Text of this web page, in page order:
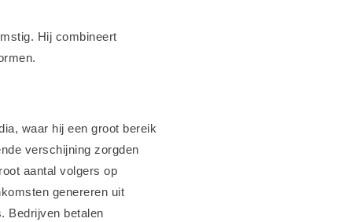
Hij combineert
waar hij een groot bereik
verschijning zorgden
aantal volgers op
genereren uit
Bedrijven betalen